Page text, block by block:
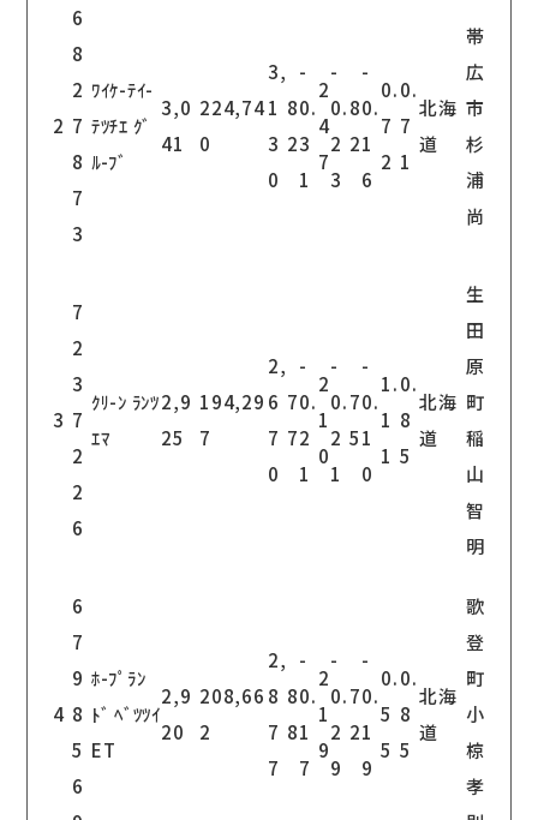
2
6
8
2
7
8
7
3
ﾜｲｹ-ﾃｲ-
ﾃﾂﾁｴ ｸﾞ
ﾙ-ﾌﾞ
3,0
41
224,74
0
3,
1
3
0
8
2
-
0.
3
1
2
4
7
-
0.
2
3
8
2
-
0.
1
6
0.
7
2
0.
7
1
北海
道
帯
広
市
杉
浦
尚
3
7
2
3
7
2
2
6
ｸﾘ-ﾝ ﾗﾝﾂ
ｴﾏ
2,9
25
194,29
7
2,
6
7
0
7
7
-
0.
2
1
2
1
0
-
0.
2
1
7
5
-
0.
1
0
1.
1
1
0.
8
5
北海
道
生
田
原
町
稲
山
智
明
4
6
7
9
8
5
6
ﾎ-ﾌﾟﾗﾝ
ﾄﾞ ﾍﾞﾂﾂｲ
ET
2,9
20
208,66
2
2,
8
7
7
8
8
-
0.
1
7
2
1
9
-
0.
2
9
7
2
-
0.
1
9
0.
5
5
0.
8
5
北海
道
歌
登
町
小
椋
孝